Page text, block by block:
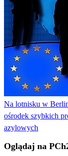
Na lotnisku w
ośrodek szybkich
azylowych
Oglądaj na